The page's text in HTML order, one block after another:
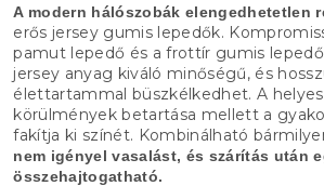
A modern hálószobák elengedhetetlen
erős jersey gumis lepedők.
pamut lepedő és a frottír gumis
jersey anyag kiváló minőségű, és
élettartammal büszkélkedhet. A
körülmények betartása mellett a
fakítja ki színét. Kombinálható
nem igényel vasalást, és szárítás után
összehajtogatható.